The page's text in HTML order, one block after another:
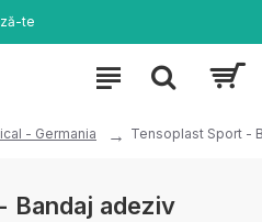
te
- Germania Tensoplast Sport -
Bandaj adeziv